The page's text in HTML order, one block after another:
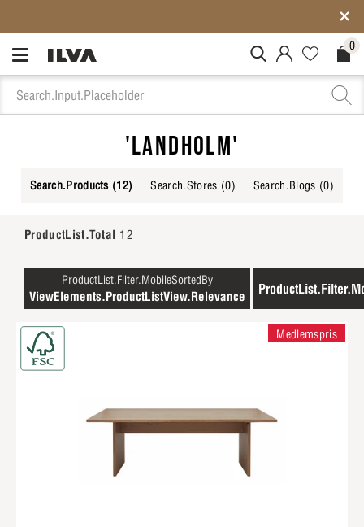
MitIlva.Login 0
'LANDHOLM'
Search.Products (12) Search.Stores (0) Search.Blogs (0)
ProductList.Total 12
ProductList.Filter.MobileSortedBy
ViewElements.ProductListView.Relevance
Medlemspris